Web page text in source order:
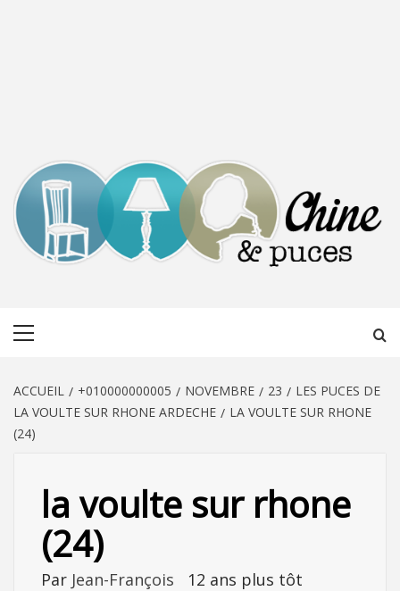
ACCUEIL +010000000005 NOVEMBRE 23
LES PUCES DE
LA VOULTE SUR RHONE ARDECHE
LA VOULTE SUR RHONE
(24)
la voulte sur rhone
(24)
Par Jean-François 12 ans plus tôt